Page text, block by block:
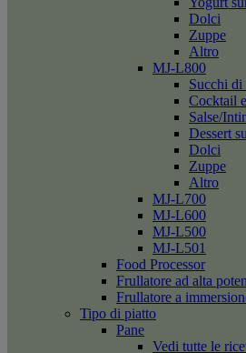
Dolci
Zuppe
Altro
MJ-L800
Succhi di
Cocktail
Salse/
Dessert
Dolci
Zuppe
Altro
MJ-L700
MJ-L600
MJ-L500
MJ-L501
Food Processor
Frullatore ad alta
Frullatore a
Tipo di piatto
Pane
Vedi tutte le